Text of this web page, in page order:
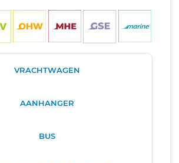
VRACHTWAGEN
AANHANGER
BUS